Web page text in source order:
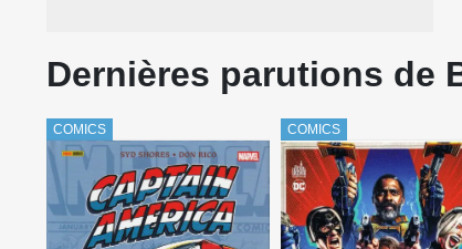
Dernières parutions de
COMICS COMICS